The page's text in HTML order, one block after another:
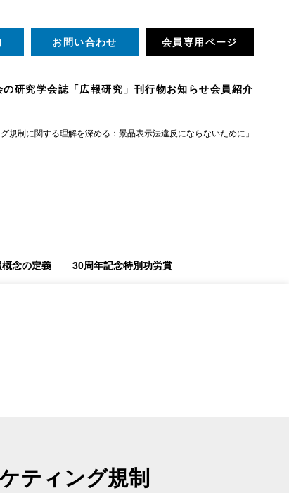
の研究学会誌「広報研究」 刊行物お知らせ会員紹介
お問い合わせ 会員専用ページ
規制に関する理解を深める：景品表示法違反にならないために」
ティング規制
概念の定義 30周年記念特別功労賞